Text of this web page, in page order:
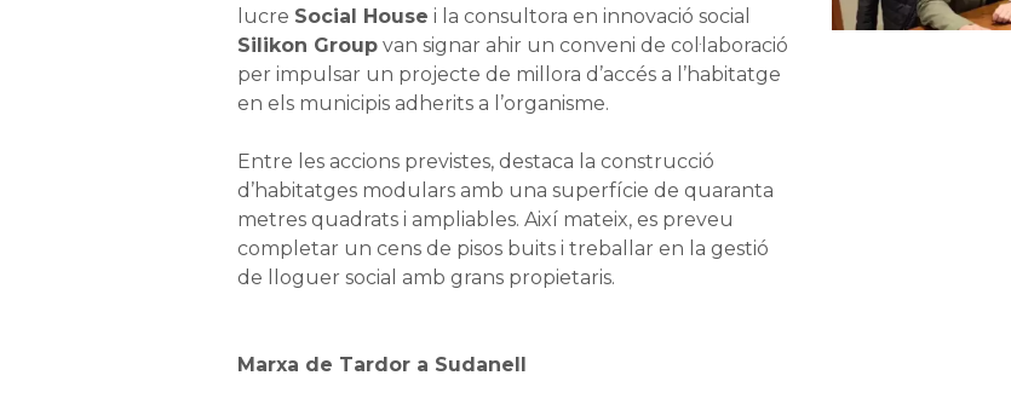
lucre Social House i la consultora en innovació social
Silikon Groupvan signar ahir un conveni de col·laboració
per impulsar un projecte de millora d’accés a l’habitatge
en els municipis adherits a l’organisme.
Entre les accions previstes, destaca la construcció
d’habitatges modulars amb una superfície de quaranta
metres quadrats i ampliables. Així mateix, es preveu
completar un cens de pisos buits i treballar en la gestió
de lloguer social amb grans propietaris.
Marxa de Tardor a Sudanell